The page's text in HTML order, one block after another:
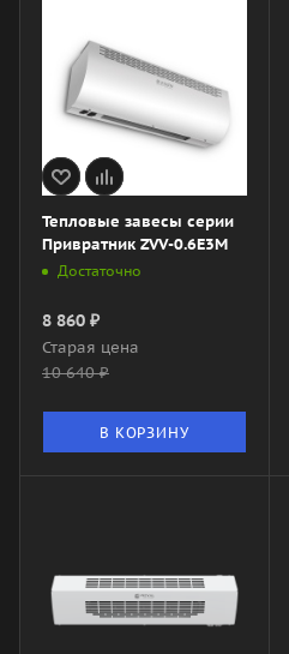
Тепловые завесы серии
Привратник ZVV-0.6E3M
Достаточно
8 860 ₽
Старая цена
10 640₽
В КОРЗИНУ